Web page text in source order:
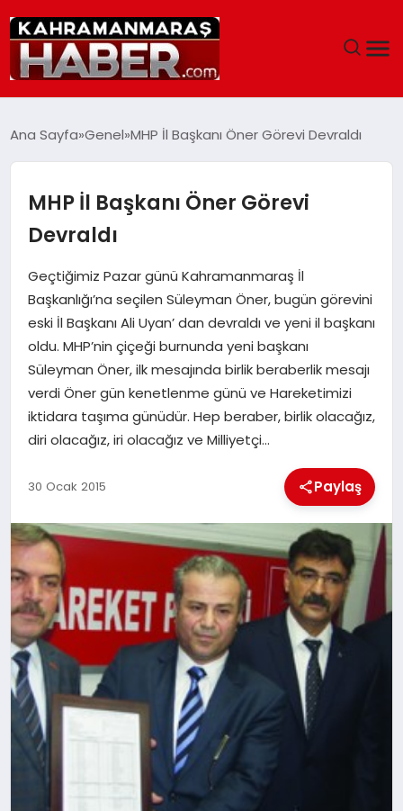
SIYASET
EĞITIM
SAĞLIK
GENEL
SPOR
İLÇE HABERLERI
DÜNYA
İLETIŞIM
YAZARLAR
KÜNYE
Ana Sayfa Genel MHP İl Başkanı Öner Görevi Devraldı
MHP İl Başkanı Öner Görevi
Devraldı
Geçtiğimiz Pazar günü Kahramanmaraş İl
Başkanlığı’na seçilen Süleyman Öner, bugün görevini
eski İl Başkanı Ali Uyan’ dan devraldı ve yeni il başkanı
oldu. MHP’nin çiçeği burnunda yeni başkanı
Süleyman Öner, ilk mesajında birlik beraberlik mesajı
verdi Öner gün kenetlenme günü ve Hareketimizi
iktidara taşıma günüdür. Hep beraber, birlik olacağız,
diri olacağız, iri olacağız ve Milliyetçi…
30 Ocak 2015 Paylaş